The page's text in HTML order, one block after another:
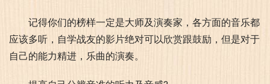
记得你们的榜样一定是大师及演奏家，各方面的音乐都
应该多听，自学战友的影片绝对可以欣赏跟鼓励，但是对于
自己的能力精进，乐曲的演奏。